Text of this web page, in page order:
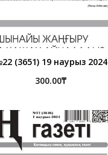
(3651) 19 наурыз 2024
300.00₸